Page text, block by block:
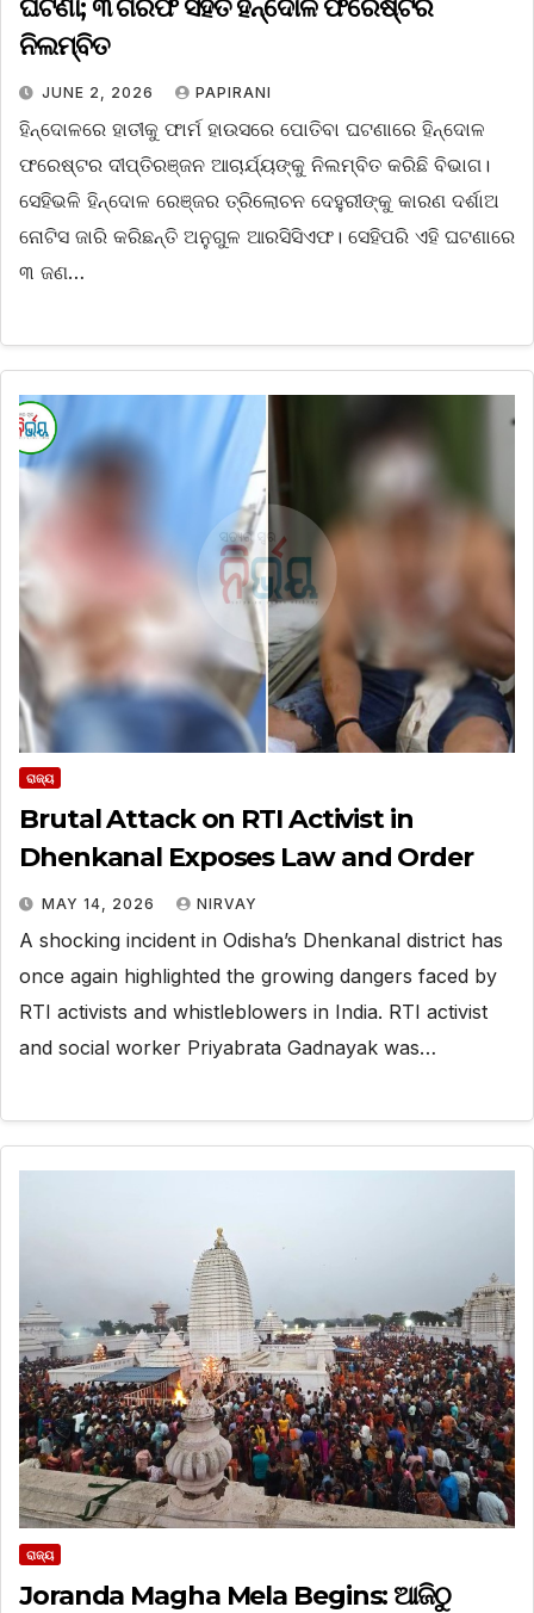
ଘଟଣା; ୩ ଗିରଫ ସହିତ ହିନ୍ଦୋଳ ଫରେଷ୍ଟର
ନିଲମ୍ବିତ
JUNE 2, 2026 PAPIRANI
ହିନ୍ଦୋଳରେ ହାତୀକୁ ଫାର୍ମ ହାଉସରେ ପୋତିବା ଘଟଣାରେ ହିନ୍ଦୋଳ
ଫରେଷ୍ଟର ଦୀପ୍ତିରଞ୍ଜନ ଆଚାର୍ଯ୍ୟଙ୍କୁ ନିଲମ୍ବିତ କରିଛି ବିଭାଗ।
ସେହିଭଳି ହିନ୍ଦୋଳ ରେଞ୍ଜର ତ୍ରିଲୋଚନ ଦେହୁରୀଙ୍କୁ କାରଣ ଦର୍ଶାଅ
ନୋଟିସ ଜାରି କରିଛନ୍ତି ଅନୁଗୁଳ ଆରସିସିଏଫ। ସେହିପରି ଏହି ଘଟଣାରେ
୩ ଜଣ…
ରାଜ୍ୟ
Brutal Attack on RTI Activist in
Dhenkanal Exposes Law and Order
MAY 14, 2026 NIRVAY
A shocking incident in Odisha’s Dhenkanal district has
once again highlighted the growing dangers faced by
RTI activists and whistleblowers in India. RTI activist
and social worker Priyabrata Gadnayak was…
ରାଜ୍ୟ
Joranda Magha Mela Begins: ଆଜିଠୁ